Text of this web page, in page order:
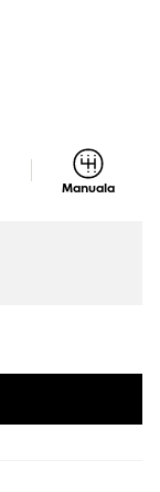
Manuala